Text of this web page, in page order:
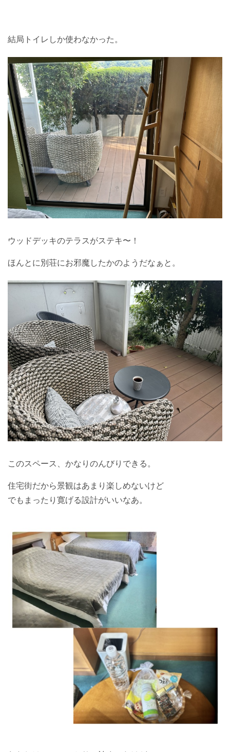
結局トイレしか使わなかった。
ウッドデッキのテラスがステキ〜！
ほんとに別荘にお邪魔したかのようだなぁと。
このスペース、かなりのんびりできる。
住宅街だから景観はあまり楽しめないけど
でもまったり寛げる設計がいいなあ。